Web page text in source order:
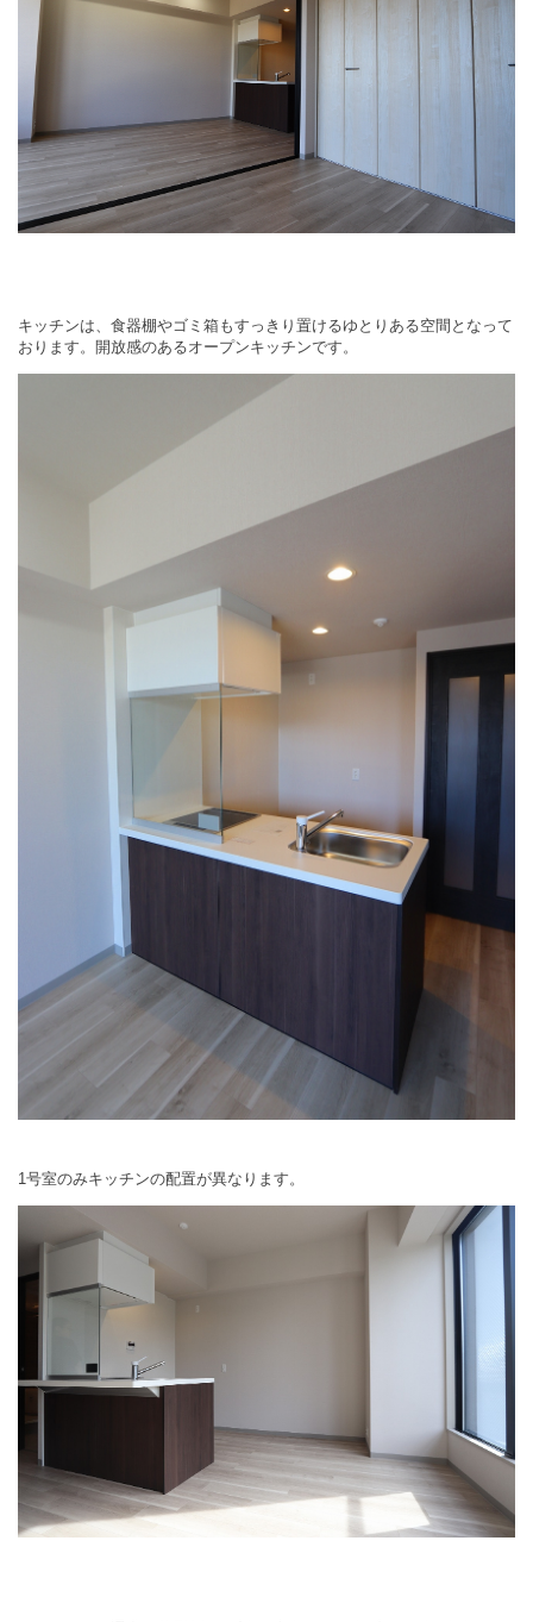
キッチンは、食器棚やゴミ箱もすっきり置けるゆとりある空間となって
おります。 開放感のあるオープンキッチンです。
1号室のみキッチンの配置が異なります。